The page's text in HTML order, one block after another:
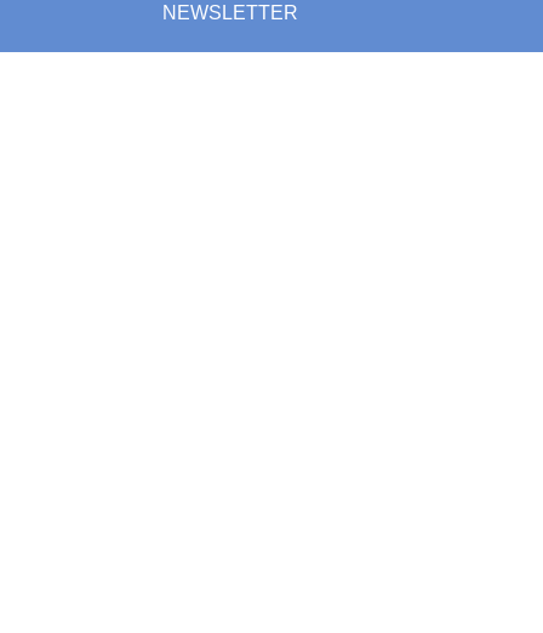
NEWSLETTER